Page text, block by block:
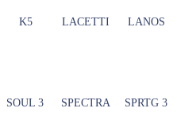
K5 LACETTI LANOS
SOUL 3 SPECTRA SPRTG 3